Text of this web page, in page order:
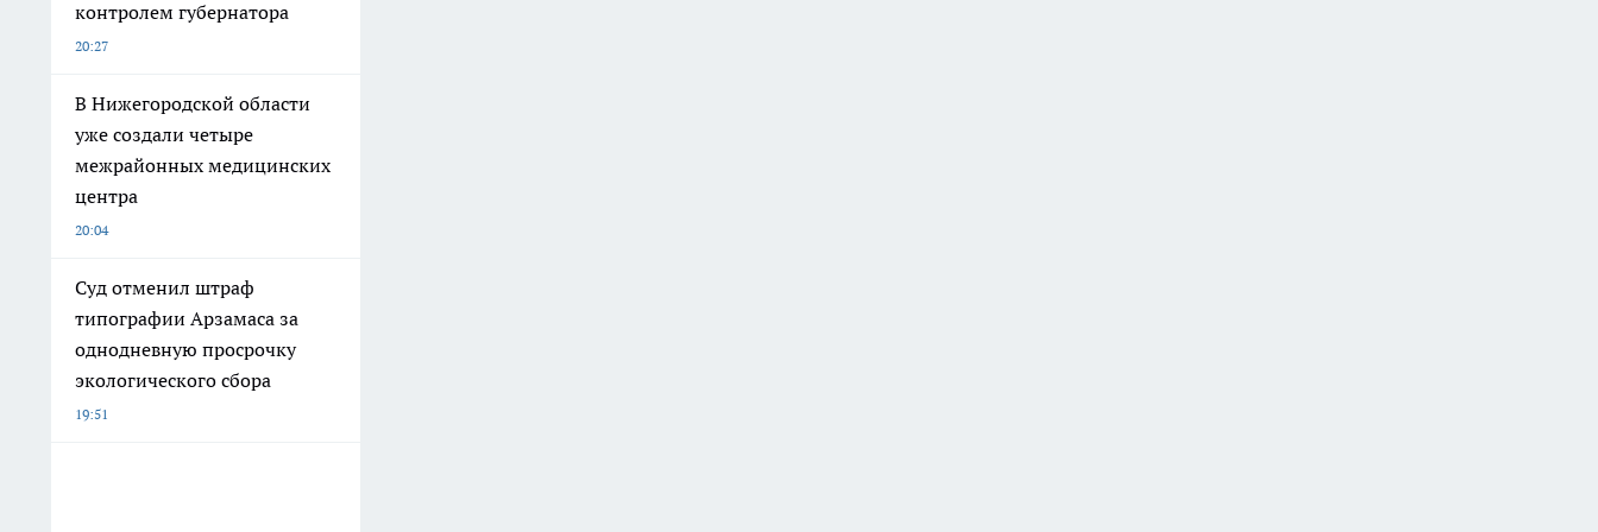
контролем губернатора
20:27
В Нижегородской области
уже создали четыре
межрайонных медицинских
центра
20:04
Суд отменил штраф
типографии Арзамаса за
однодневную просрочку
экологического сбора
19:51